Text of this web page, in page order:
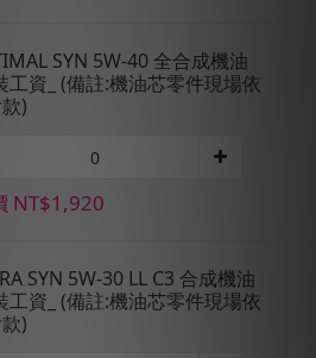
SYN 5W-40 全合成機油
工資_ (備註:機油芯零件現場依
)
NT$1,920
SYN 5W-30 LL C3 合成機油
工資_ (備註:機油芯零件現場依
)